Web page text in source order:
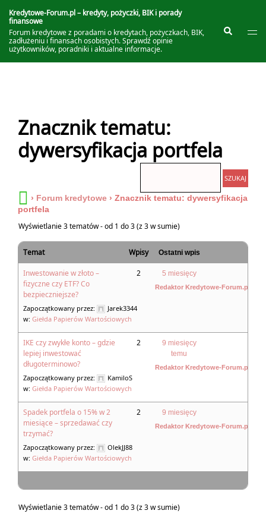
do
treści
Kredytowe-Forum.pl – kredyty, pożyczki, BIK i porady
finansowe
Forum kredytowe z poradami o kredytach, pożyczkach, BIK,
zadłużeniu i finansach osobistych. Sprawdź opinie
użytkowników, poradniki i aktualne informacje.
Szukaj
Znacznik tematu:
dywersyfikacja portfela
› Forum kredytowe › Znacznik tematu: dywersyfikacja
portfela
Wyświetlanie 3 tematów - od 1 do 3 (z 3 w sumie)
Temat Wpisy Ostatni wpis
Inwestowanie w złoto –
fizyczne czy ETF? Co
bezpieczniejsze?
Zapoczątkowany przez:
Jarek3344
w: Giełda Papierów Wartościowych
2 5 miesięcy
Redaktor Kredytowe-Forum.pl
IKE czy zwykłe konto – gdzie
lepiej inwestować
długoterminowo?
Zapoczątkowany przez:
KamiloS
w: Giełda Papierów Wartościowych
2
9 miesięcy
temu
Redaktor Kredytowe-Forum.pl
Spadek portfela o 15% w 2
miesiące – sprzedawać czy
trzymać?
Zapoczątkowany przez:
OlekJJ88
w: Giełda Papierów Wartościowych
2 9 miesięcy
Redaktor Kredytowe-Forum.pl
Wyświetlanie 3 tematów - od 1 do 3 (z 3 w sumie)